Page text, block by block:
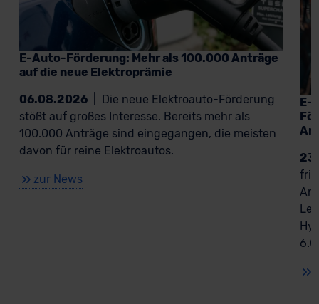
E-Auto-Förderung: Mehr als 100.000 Anträge
auf die neue Elektroprämie
06.08.2026
Die neue Elektroauto-Förderung
stößt auf großes Interesse. Bereits mehr als
100.000 Anträge sind eingegangen, die meisten
davon für reine Elektroautos.
zur News
E-